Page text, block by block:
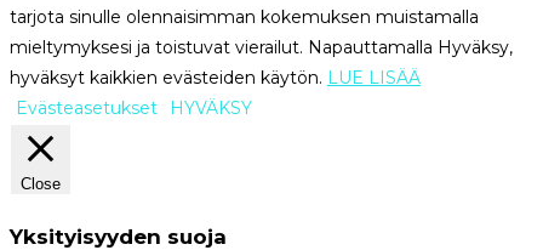
tarjota sinulle olennaisimman kokemuksen muistamalla
mieltymyksesi ja toistuvat vierailut. Napauttamalla Hyväksy,
hyväksyt kaikkien evästeiden käytön. LUE LISÄÄ
Evästeasetukset
HYVÄKSY
Close
Yksityisyyden suoja